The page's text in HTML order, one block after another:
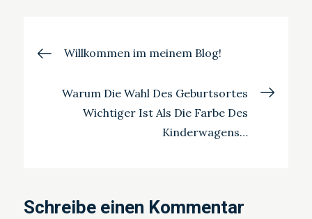
Beitragsnavigation
Willkommen im meinem Blog!
Warum Die Wahl Des Geburtsortes
Wichtiger Ist Als Die Farbe Des
Kinderwagens…
Schreibe einen Kommentar